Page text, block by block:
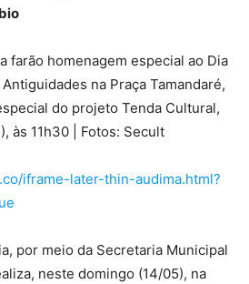
farão homenagem especial ao Dia
na Praça Tamandaré,
do projeto Tenda Cultural,
às 11h30 | Fotos: Secult
iframe-later-thin-audima.html?
por meio da Secretaria Municipal
neste domingo (14/05), na